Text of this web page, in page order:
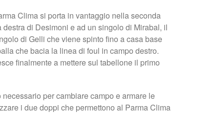
Clima si porta in vantaggio nella seconda
di Desimoni e ad un singolo di Mirabal, il
di Gelli che viene spinto fino a casa base
che bacia la linea di foul in campo destro.
finalmente a mettere sul tabellone il primo
per cambiare campo e armare le
i due doppi che permettono al Parma Clima